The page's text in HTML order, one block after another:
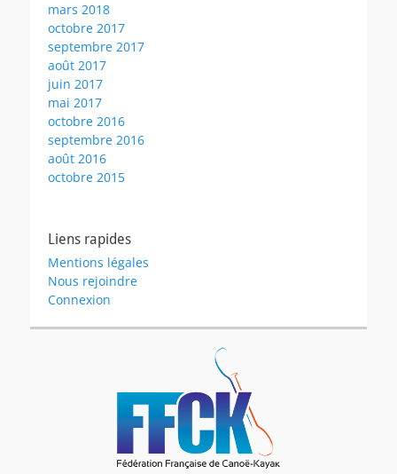
mars 2018
octobre 2017
septembre 2017
août 2017
juin 2017
mai 2017
octobre 2016
septembre 2016
août 2016
octobre 2015
Liens rapides
Mentions légales
Nous rejoindre
Connexion